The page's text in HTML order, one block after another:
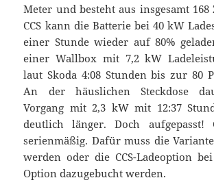
Meter und besteht aus insgesamt
CCS kann die Batterie bei 40 kW
einer Stunde wieder auf 80%
einer Wallbox mit 7,2 kW
laut Skoda 4:08 Stunden bis zur 80
An der häuslichen Steckdose
Vorgang mit 2,3 kW mit 12:37
deutlich länger. Doch aufgepasst!
serienmäßig. Dafür muss die
werden oder die CCS-Ladeoption
Option dazugebucht werden.